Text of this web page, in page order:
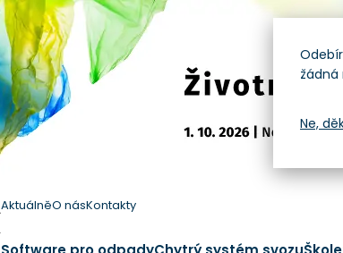
AktuálněO násKontakty
žádná
Ne,